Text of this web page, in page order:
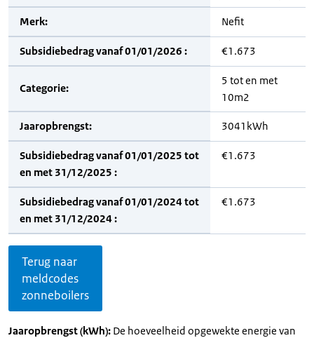
Merk: Nefit
Subsidiebedrag vanaf 01/01/2026 : €1.673
Categorie:
5 tot en met
10m2
Jaaropbrengst: 3041kWh
Subsidiebedrag vanaf 01/01/2025 tot
en met 31/12/2025 :
€1.673
Subsidiebedrag vanaf 01/01/2024 tot
en met 31/12/2024 :
€1.673
Terug naar
meldcodes
zonneboilers
Jaaropbrengst (kWh): De hoeveelheid opgewekte energie van